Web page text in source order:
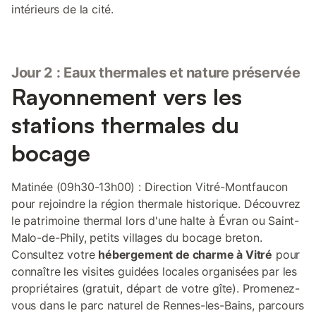
intérieurs de la cité.
Jour 2 : Eaux thermales et nature préservée
Rayonnement vers les
stations thermales du
bocage
Matinée (09h30-13h00) : Direction Vitré-Montfaucon
pour rejoindre la région thermale historique. Découvrez
le patrimoine thermal lors d'une halte à Évran ou Saint-
Malo-de-Phily, petits villages du bocage breton.
Consultez votre hébergement de charme à Vitré pour
connaître les visites guidées locales organisées par les
propriétaires (gratuit, départ de votre gîte). Promenez-
vous dans le parc naturel de Rennes-les-Bains, parcours